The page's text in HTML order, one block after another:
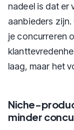
nadeel is dat er
aanbieders zijn.
je concurreren
laag, maar het
Niche-
minder